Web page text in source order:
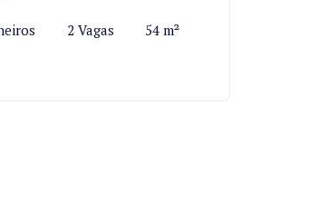
2 Vagas 54 m²